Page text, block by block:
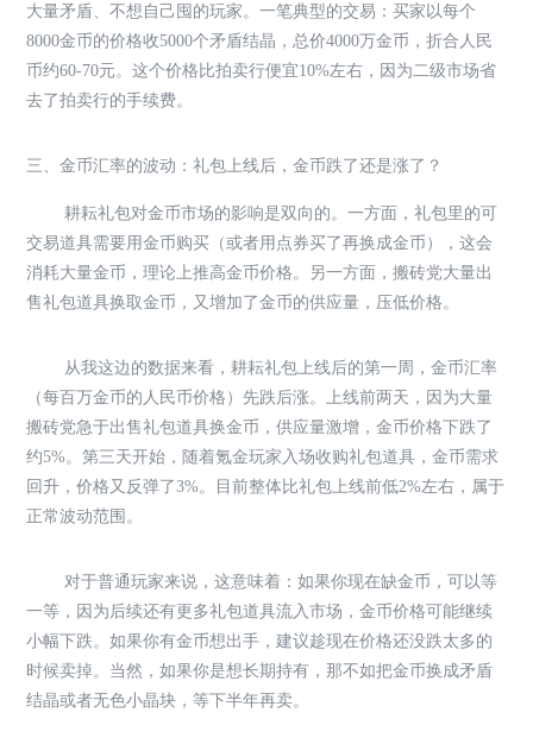
大量矛盾、不想自己囤的玩家。一笔典型的交易：买家以每个
8000金币的价格收5000个矛盾结晶，总价4000万金币，折合人民
币约60-70元。这个价格比拍卖行便宜10%左右，因为二级市场省
去了拍卖行的手续费。
三、金币汇率的波动：礼包上线后，金币跌了还是涨了？
耕耘礼包对金币市场的影响是双向的。一方面，礼包里的可
交易道具需要用金币购买（或者用点券买了再换成金币），这会
消耗大量金币，理论上推高金币价格。另一方面，搬砖党大量出
售礼包道具换取金币，又增加了金币的供应量，压低价格。
从我这边的数据来看，耕耘礼包上线后的第一周，金币汇率
（每百万金币的人民币价格）先跌后涨。上线前两天，因为大量
搬砖党急于出售礼包道具换金币，供应量激增，金币价格下跌了
约5%。第三天开始，随着氪金玩家入场收购礼包道具，金币需求
回升，价格又反弹了3%。目前整体比礼包上线前低2%左右，属于
正常波动范围。
对于普通玩家来说，这意味着：如果你现在缺金币，可以等
一等，因为后续还有更多礼包道具流入市场，金币价格可能继续
小幅下跌。如果你有金币想出手，建议趁现在价格还没跌太多的
时候卖掉。当然，如果你是想长期持有，那不如把金币换成矛盾
结晶或者无色小晶块，等下半年再卖。